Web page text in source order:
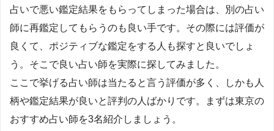
占いで悪い鑑定結果をもらってしまった場合は、別の占い
師に再鑑定してもらうのも良い手です。その際には評価が
良くて、ポジティブな鑑定をする人も探すと良いでしょ
う。そこで良い占い師を実際に探してみました。
ここで挙げる占い師は当たると言う評価が多く、しかも人
柄や鑑定結果が良いと評判の人ばかりです。まずは東京の
おすすめ占い師を3名紹介しましょう。